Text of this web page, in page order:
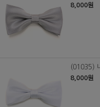
8,000원
(01035)
8,000원